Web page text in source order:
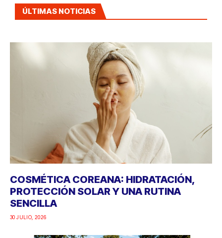
ÚLTIMAS NOTICIAS
COSMÉTICA COREANA: HIDRATACIÓN,
PROTECCIÓN SOLAR Y UNA RUTINA
SENCILLA
30 JULIO, 2026